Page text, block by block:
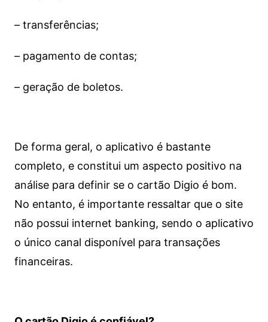
– transferências;
– pagamento de contas;
– geração de boletos.
De forma geral, o aplicativo é bastante
completo, e constitui um aspecto positivo na
análise para definir se o cartão Digio é bom.
No entanto, é importante ressaltar que o site
não possui internet banking, sendo o aplicativo
o único canal disponível para transações
financeiras.